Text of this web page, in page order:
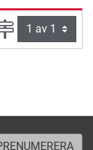
Sida